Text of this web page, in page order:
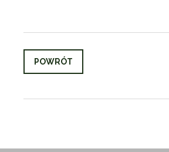
POWRÓT